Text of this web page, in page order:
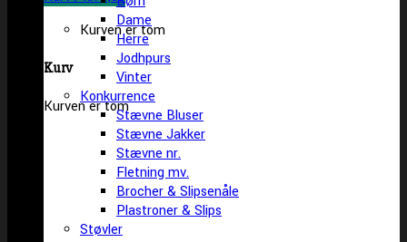
Kurven er tom
Kurv
Kurven er tom
Dame
Herre
Jodhpurs
Vinter
Konkurrence
Stævne Bluser
Stævne Jakker
Stævne nr.
Fletning mv.
Brocher & Slipsenåle
Plastroner & Slips
Støvler